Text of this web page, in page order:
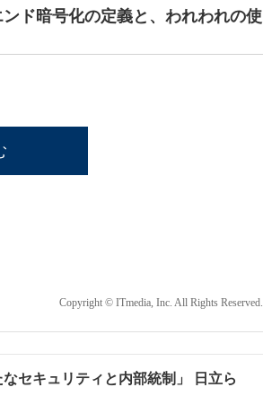
ド暗号化の定義と、われわれの使
Copyright © ITmedia, Inc. All Rights Reserved.